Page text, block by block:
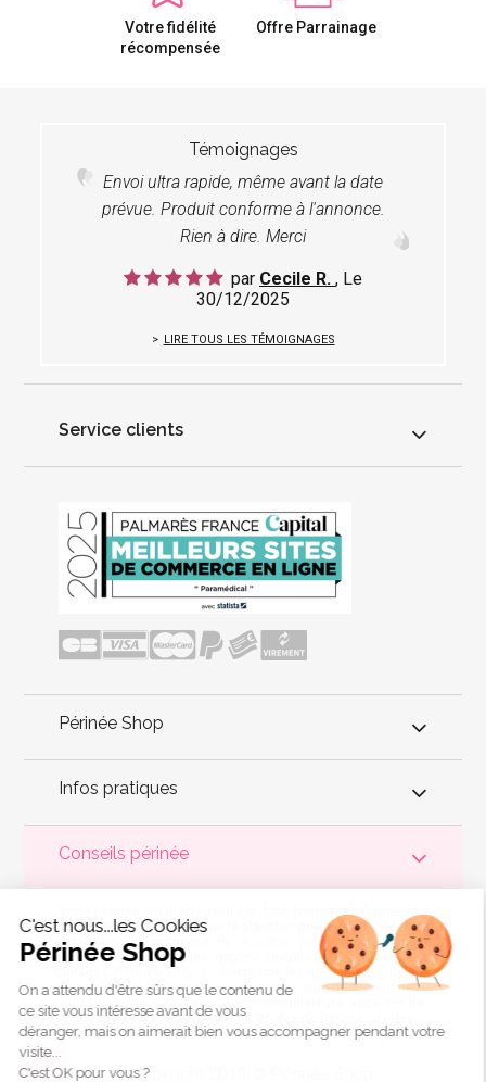
Votre fidélité
récompensée
Offre Parrainage
Témoignages
Envoi ultra rapide, même avant la date
prévue. Produit conforme à l'annonce.
Rien à dire. Merci
par Cecile R. , Le
30/12/2025
LIRE TOUS LES TÉMOIGNAGES
Service clients
Périnée Shop
Infos pratiques
Conseils périnée
de muscler et de rééduquer le plancher pelvienpour éviter les
problèmes d'incontinence
, de pesanteur pelvienne, de manque
de sensations durant les rapports sexuels et de petites fuites
Périnée Shop
a sélectionné les meilleures solutions
pour la rééducation périnéale et pour l'auto-traitement de
l'incontinence à domicile :
biofeedback,cônes vaginaux
connectées etaccessoires pour exercices de Kegel.
Copyright 2011 © Périnée Shop
C'est nous...les Cookies
Périnée Shop
On a attendu d'être sûrs que le contenu de
ce site vous intéresse avant de vous
déranger, mais on aimerait bien vous accompagner pendant votre
visite...
C'est OK pour vous ?